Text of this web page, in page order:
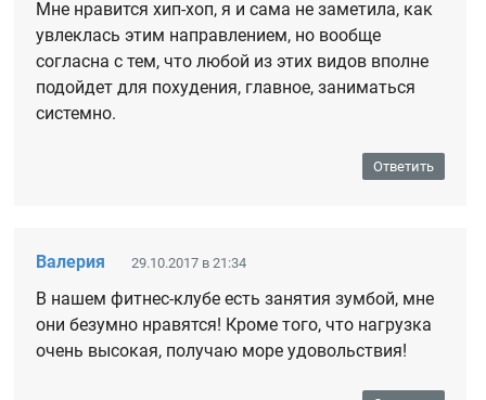
Мне нравится хип-хоп, я и сама не заметила, как
увлеклась этим направлением, но вообще
согласна с тем, что любой из этих видов вполне
подойдет для похудения, главное, заниматься
системно.
Ответить
Валерия 29.10.2017 в 21:34
В нашем фитнес-клубе есть занятия зумбой, мне
они безумно нравятся! Кроме того, что нагрузка
очень высокая, получаю море удовольствия!